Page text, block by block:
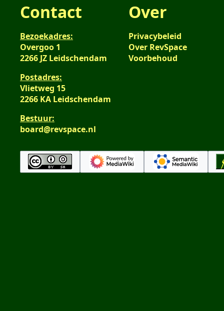
Contact
Bezoekadres:
Overgoo 1
2266 JZ Leidschendam
Postadres:
Vlietweg 15
2266 KA Leidschendam
Bestuur:
board@revspace.nl
Over
Privacybeleid
Over RevSpace
Voorbehoud